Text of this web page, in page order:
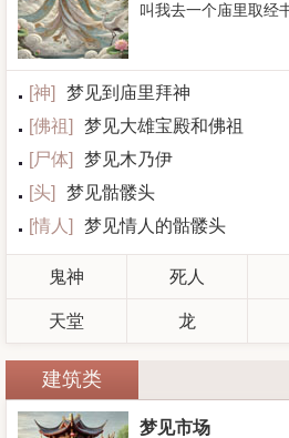
叫我去一个庙里取经
[神]
梦见到庙里拜神
[佛祖]
梦见大雄宝殿和佛祖
[尸体]
梦见木乃伊
[头]
梦见骷髅头
[情人 ] 梦见情人的骷髅头
鬼神 死人
天堂 龙
建筑类
梦见市场